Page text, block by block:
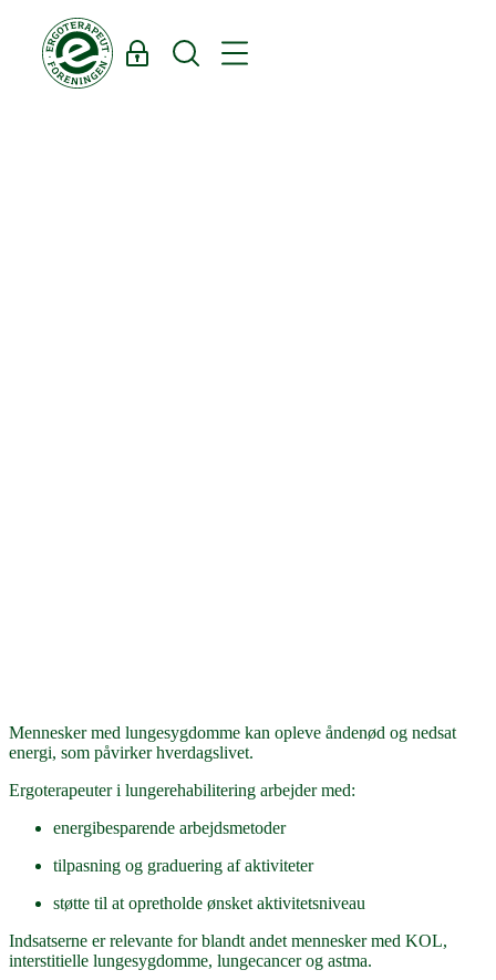
Log ind Søg
Mennesker med lungesygdomme kan opleve åndenød og nedsat
energi, som påvirker hverdagslivet.
Ergoterapeuter i lungerehabilitering arbejder med:
energibesparende arbejdsmetoder
tilpasning og graduering af aktiviteter
støtte til at opretholde ønsket aktivitetsniveau
Indsatserne er relevante for blandt andet mennesker med KOL,
interstitielle lungesygdomme, lungecancer og astma.